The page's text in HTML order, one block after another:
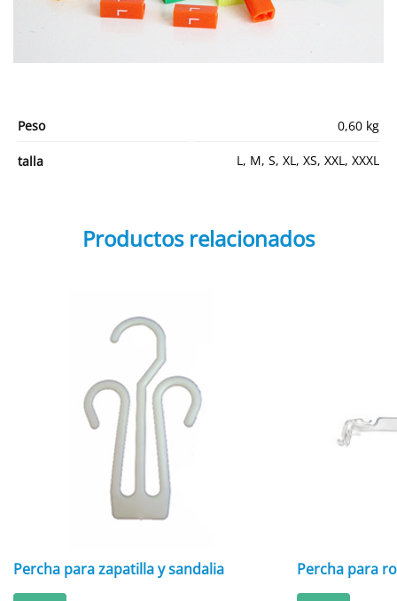
Peso 0,60 kg
talla L, M, S, XL, XS, XXL, XXXL
Productos relacionados
Percha para zapatilla y sandalia Percha para